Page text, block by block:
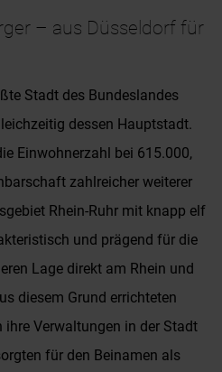
– aus Düsseldorf für
Stadt des Bundeslandes
dessen Hauptstadt.
Einwohnerzahl bei 615.000,
zahlreicher weiterer
Rhein-Ruhr mit knapp elf
und prägend für die
Lage direkt am Rhein und
diesem Grund errichteten
Verwaltungen in der Stadt
für den Beinamen als